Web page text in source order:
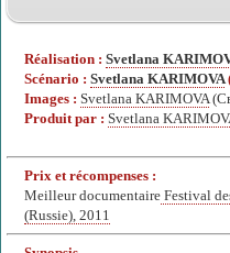
Réalisation : Svetlana
Scénario : Svetlana KARIMOVA
Images : Svetlana KARIMOVA
Produit par : Svetlana
Prix et récompenses :
Meilleur documentaire Festival
(Russie), 2011